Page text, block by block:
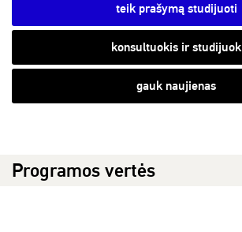
teik prašymą studijuoti
konsultuokis ir studijuok
gauk naujienas
Programos vertės